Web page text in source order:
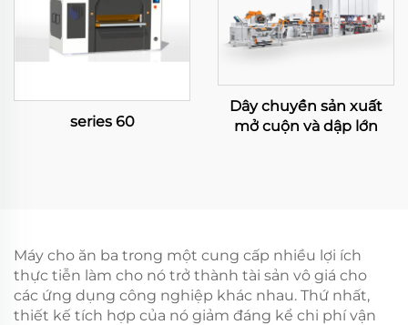
series 60
Dây chuyền sản xuất
mở cuộn và dập lớn
Máy cho ăn ba trong một cung cấp nhiều lợi ích
thực tiễn làm cho nó trở thành tài sản vô giá cho
các ứng dụng công nghiệp khác nhau. Thứ nhất,
thiết kế tích hợp của nó giảm đáng kể chi phí vận